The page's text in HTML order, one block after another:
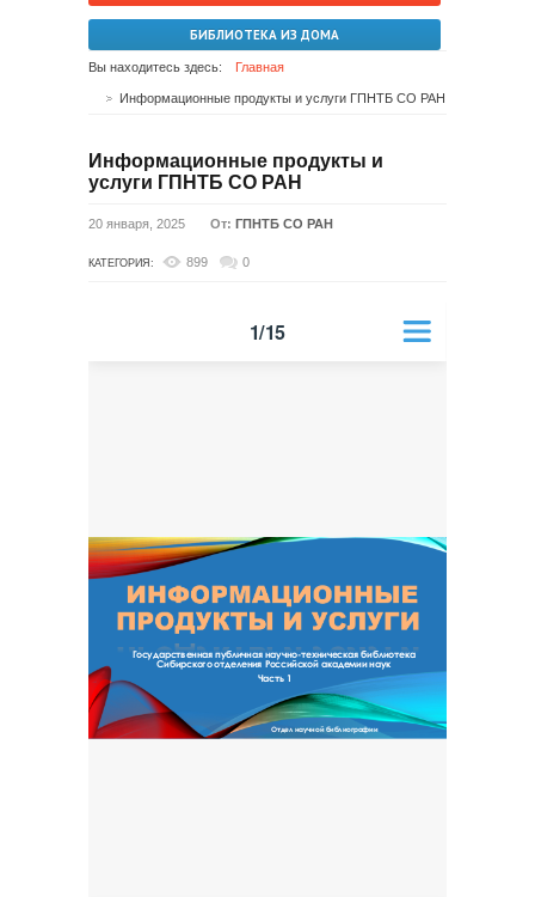
БИБЛИОТЕКА ИЗ ДОМА
Вы находитесь здесь: Главная
Информационные продукты и услуги ГПНТБ СО РАН
Информационные продукты и
услуги ГПНТБ СО РАН
20 января, 2025 От: ГПНТБ СО РАН
КАТЕГОРИЯ: 899 0